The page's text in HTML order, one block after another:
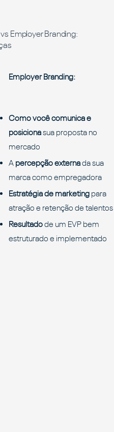
Employer Branding:
Employer Branding:
Como você comunica e
posicionasua proposta no
mercado
A percepção externada sua
marca como empregadora
Estratégia de marketing para
atração e retenção de talentos
Resultadode um EVP bem
estruturado e implementado